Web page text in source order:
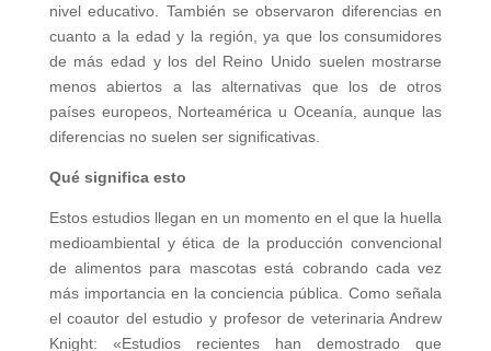
nivel educativo. También se observaron diferencias en
cuanto a la edad y la región, ya que los consumidores
de más edad y los del Reino Unido suelen mostrarse
menos abiertos a las alternativas que los de otros
países europeos, Norteamérica u Oceanía, aunque las
diferencias no suelen ser significativas.
Qué significa esto
Estos estudios llegan en un momento en el que la huella
medioambiental y ética de la producción convencional
de alimentos para mascotas está cobrando cada vez
más importancia en la conciencia pública. Como señala
el coautor del estudio y profesor de veterinaria Andrew
Knight: «Estudios recientes han demostrado que